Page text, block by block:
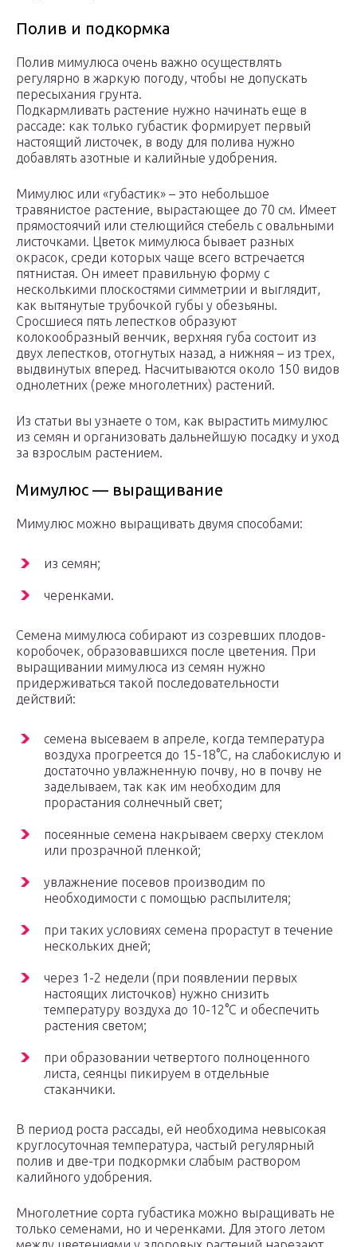
Полив и подкормка
Полив мимулюса очень важно осуществлять
регулярно в жаркую погоду, чтобы не допускать
пересыхания грунта.
Подкармливать растение нужно начинать еще в
рассаде: как только губастик формирует первый
настоящий листочек, в воду для полива нужно
добавлять азотные и калийные удобрения.
Мимулюс или «губастик» – это небольшое
травянистое растение, вырастающее до 70 см. Имеет
прямостоячий или стелющийся стебель с овальными
листочками. Цветок мимулюса бывает разных
окрасок, среди которых чаще всего встречается
пятнистая. Он имеет правильную форму с
несколькими плоскостями симметрии и выглядит,
как вытянутые трубочкой губы у обезьяны.
Сросшиеся пять лепестков образуют
колокообразный венчик, верхняя губа состоит из
двух лепестков, отогнутых назад, а нижняя – из трех,
выдвинутых вперед. Насчитываются около 150 видов
однолетних (реже многолетних) растений.
Из статьи вы узнаете о том, как вырастить мимулюс
из семян и организовать дальнейшую посадку и уход
за взрослым растением.
Мимулюс — выращивание
Мимулюс можно выращивать двумя способами:
из семян;
черенками.
Семена мимулюса собирают из созревших плодов-
коробочек, образовавшихся после цветения. При
выращивании мимулюса из семян нужно
придерживаться такой последовательности
действий:
семена высеваем в апреле, когда температура
воздуха прогреется до 15-18°С, на слабокислую и
достаточно увлажненную почву, но в почву не
заделываем, так как им необходим для
прорастания солнечный свет;
посеянные семена накрываем сверху стеклом
или прозрачной пленкой;
увлажнение посевов производим по
необходимости с помощью распылителя;
при таких условиях семена прорастут в течение
нескольких дней;
через 1-2 недели (при появлении первых
настоящих листочков) нужно снизить
температуру воздуха до 10-12°С и обеспечить
растения светом;
при образовании четвертого полноценного
листа, сеянцы пикируем в отдельные
стаканчики.
В период роста рассады, ей необходима невысокая
круглосуточная температура, частый регулярный
полив и две-три подкормки слабым раствором
калийного удобрения.
Многолетние сорта губастика можно выращивать не
только семенами, но и черенками. Для этого летом